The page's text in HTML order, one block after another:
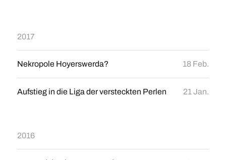
2017
Nekropole Hoyerswerda? 18 Feb.
Aufstieg in die Liga der versteckten Perlen 21 Jan.
2016